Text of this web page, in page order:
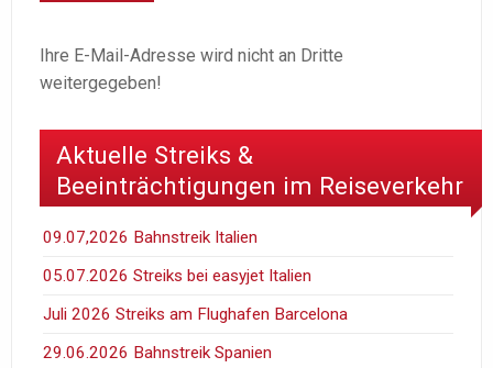
Ihre E-Mail-Adresse wird nicht an Dritte
weitergegeben!
Aktuelle Streiks &
Beeinträchtigungen im Reiseverkehr
09.07,2026 Bahnstreik Italien
05.07.2026 Streiks bei easyjet Italien
Juli 2026 Streiks am Flughafen Barcelona
29.06.2026 Bahnstreik Spanien